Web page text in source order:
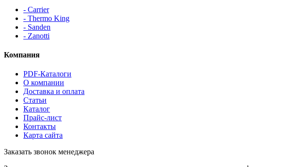
- Carrier
- Thermo King
- Sanden
- Zanotti
Компания
PDF-Каталоги
О компании
Доставка и оплата
Статьи
Каталог
Прайс-лист
Контакты
Карта сайта
Заказать звонок менеджера